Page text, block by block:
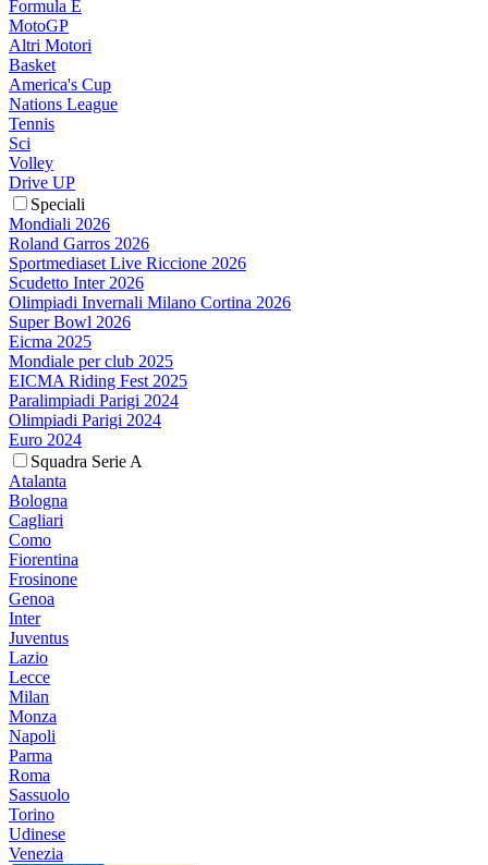
Formula E
MotoGP
Altri Motori
Basket
America's Cup
Nations League
Tennis
Sci
Volley
Drive UP
Speciali
Mondiali 2026
Roland Garros 2026
Sportmediaset Live Riccione 2026
Scudetto Inter 2026
Olimpiadi Invernali Milano Cortina 2026
Super Bowl 2026
Eicma 2025
Mondiale per club 2025
EICMA Riding Fest 2025
Paralimpiadi Parigi 2024
Olimpiadi Parigi 2024
Euro 2024
Squadra Serie A
Atalanta
Bologna
Cagliari
Como
Fiorentina
Frosinone
Genoa
Inter
Juventus
Lazio
Lecce
Milan
Monza
Napoli
Parma
Roma
Sassuolo
Torino
Udinese
Venezia